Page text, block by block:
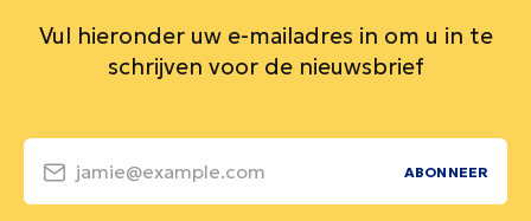
Vul hieronder uw e-mailadres in om u in te
schrijven voor de nieuwsbrief
jamie@example.com ABONNEER